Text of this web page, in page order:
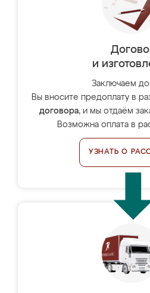
и
Заключаем
Вы вносите предоплату в
договора, и мы отдаём
Возможна оплата в
УЗНАТЬ О